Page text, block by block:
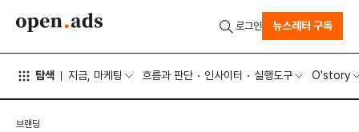
탐색 지금, 마케팅 흐름과 판단 인사이터 실행도구 O'story
로그인 뉴스레터 구독
브랜딩